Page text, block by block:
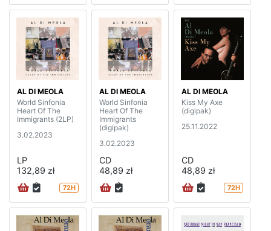
AL DI MEOLA
World Sinfonia
Heart Of The
Immigrants (2LP)
3.02.2023
LP
132,89 zł
72H
AL DI MEOLA
World Sinfonia
Heart Of The
Immigrants
(digipak)
3.02.2023
CD
48,89 zł
AL DI MEOLA
Kiss My Axe
(digipak)
25.11.2022
CD
48,89 zł
72H